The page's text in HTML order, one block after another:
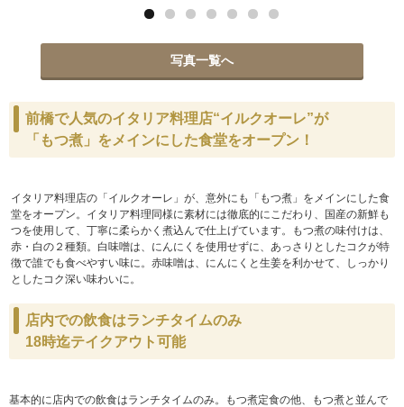
写真一覧へ
前橋で人気のイタリア料理店“イルクオーレ”が
「もつ煮」をメインにした食堂をオープン！
イタリア料理店の「イルクオーレ」が、意外にも「もつ煮」をメインにした食
堂をオープン。イタリア料理同様に素材には徹底的にこだわり、国産の新鮮も
つを使用して、丁寧に柔らかく煮込んで仕上げています。もつ煮の味付けは、
赤・白の２種類。白味噌は、にんにくを使用せずに、あっさりとしたコクが特
徴で誰でも食べやすい味に。赤味噌は、にんにくと生姜を利かせて、しっかり
としたコク深い味わいに。
店内での飲食はランチタイムのみ
18時迄テイクアウト可能
基本的に店内での飲食はランチタイムのみ。もつ煮定食の他、もつ煮と並んで